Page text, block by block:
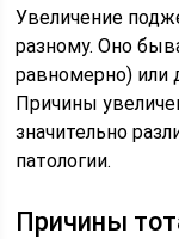
Увеличение
разному. Оно
равномерно) или
Причины
значительно
патологии.
Причины